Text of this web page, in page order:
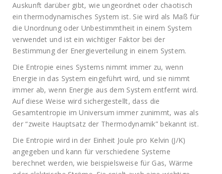
Auskunft darüber gibt, wie ungeordnet oder chaotisch
ein thermodynamisches System ist. Sie wird als Maß für
die Unordnung oder Unbestimmtheit in einem System
verwendet und ist ein wichtiger Faktor bei der
Bestimmung der Energieverteilung in einem System.
Die Entropie eines Systems nimmt immer zu, wenn
Energie in das System eingeführt wird, und sie nimmt
immer ab, wenn Energie aus dem System entfernt wird.
Auf diese Weise wird sichergestellt, dass die
Gesamtentropie im Universum immer zunimmt, was als
der “zweite Hauptsatz der Thermodynamik” bekannt ist.
Die Entropie wird in der Einheit Joule pro Kelvin (J/K)
angegeben und kann für verschiedene Systeme
berechnet werden, wie beispielsweise für Gas, Wärme